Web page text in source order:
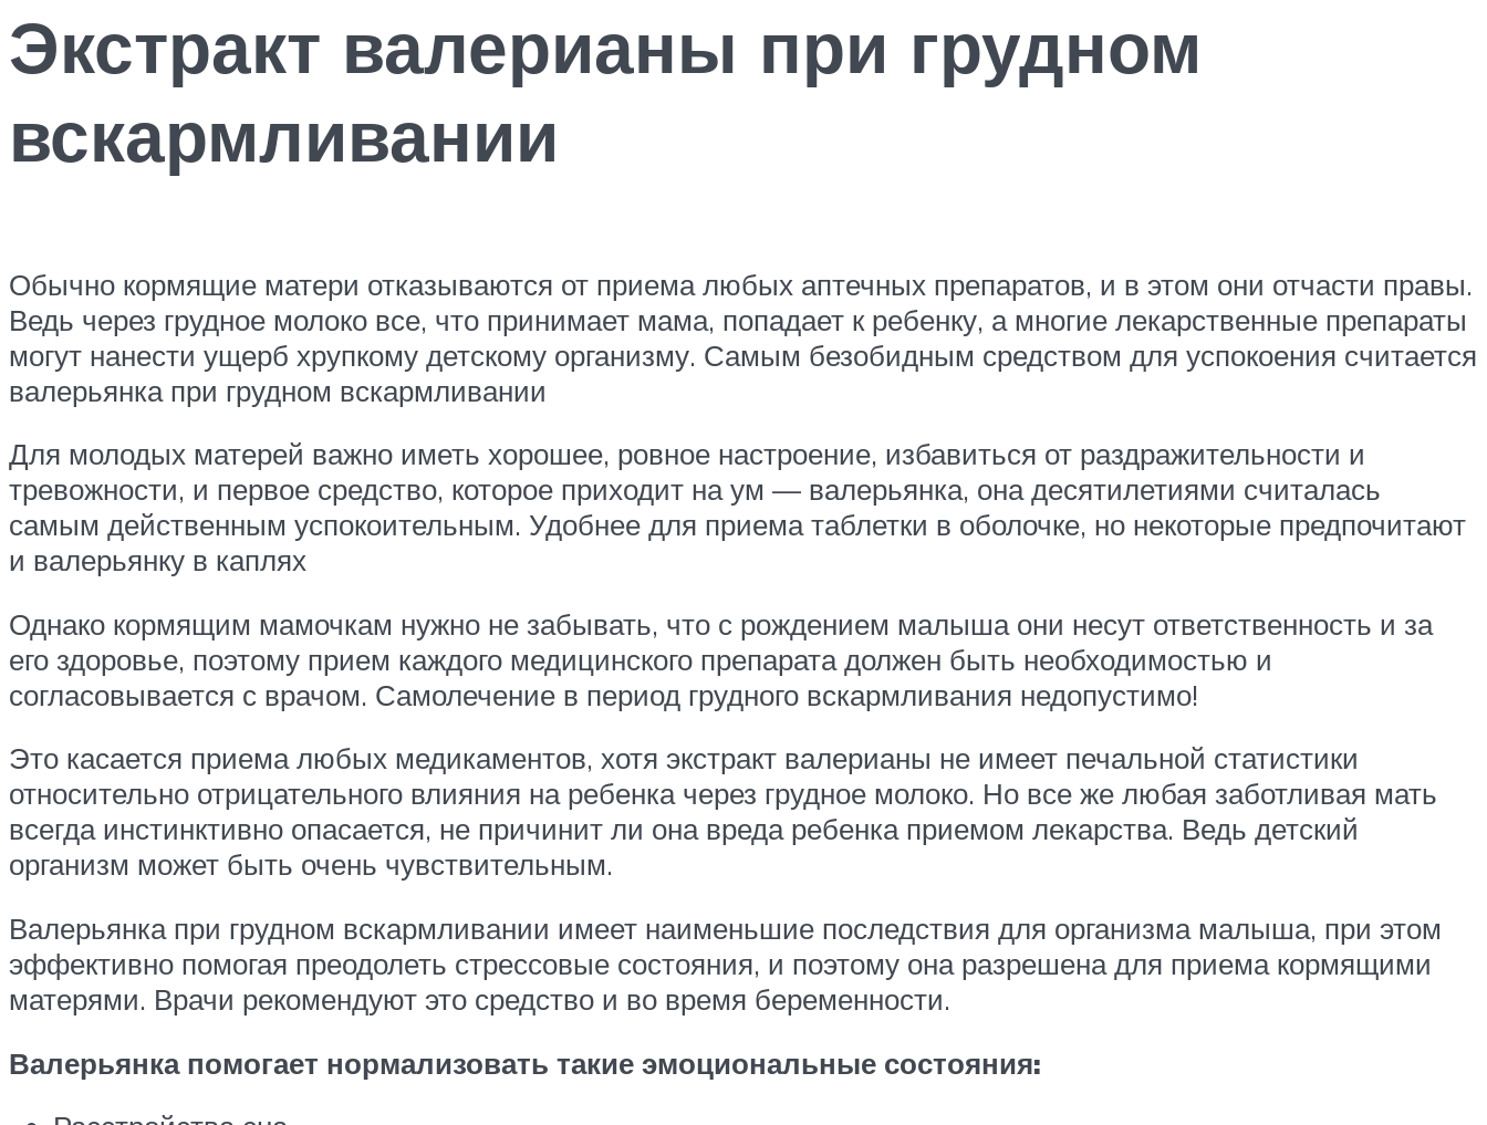
Экстракт валерианы при грудном
вскармливании
Обычно кормящие матери отказываются от приема любых аптечных препаратов, и в этом они отчасти правы.
Ведь через грудное молоко все, что принимает мама, попадает к ребенку, а многие лекарственные препараты
могут нанести ущерб хрупкому детскому организму. Самым безобидным средством для успокоения считается
валерьянка при грудном вскармливании
Для молодых матерей важно иметь хорошее, ровное настроение, избавиться от раздражительности и
тревожности, и первое средство, которое приходит на ум — валерьянка, она десятилетиями считалась
самым действенным успокоительным. Удобнее для приема таблетки в оболочке, но некоторые предпочитают
и валерьянку в каплях
Однако кормящим мамочкам нужно не забывать, что с рождением малыша они несут ответственность и за
его здоровье, поэтому прием каждого медицинского препарата должен быть необходимостью и
согласовывается с врачом. Самолечение в период грудного вскармливания недопустимо!
Это касается приема любых медикаментов, хотя экстракт валерианы не имеет печальной статистики
относительно отрицательного влияния на ребенка через грудное молоко. Но все же любая заботливая мать
всегда инстинктивно опасается, не причинит ли она вреда ребенка приемом лекарства. Ведь детский
организм может быть очень чувствительным.
Валерьянка при грудном вскармливании имеет наименьшие последствия для организма малыша, при этом
эффективно помогая преодолеть стрессовые состояния, и поэтому она разрешена для приема кормящими
матерями. Врачи рекомендуют это средство и во время беременности.
Валерьянка помогает нормализовать такие эмоциональные состояния: